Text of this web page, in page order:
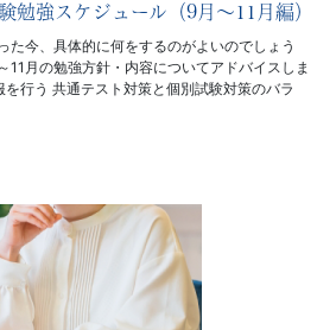
勉強スケジュール（9月〜11月編）
た今、具体的に何をするのがよいのでしょう
11月の勉強方針・内容についてアドバイスしま
行う 共通テスト対策と個別試験対策のバラ